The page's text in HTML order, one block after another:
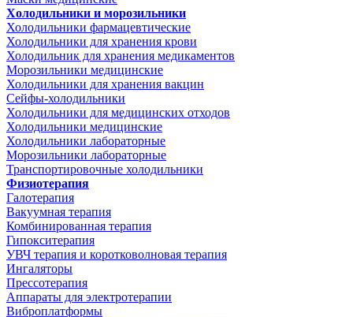
Холодильники и морозильники
Холодильники фармацевтические
Холодильники для хранения крови
Холодильник для хранения медикаментов
Морозильники медицинские
Холодильники для хранения вакцин
Сейфы-холодильники
Холодильники для медицинских отходов
Холодильники медицинские
Холодильники лабораторные
Морозильники лабораторные
Транспортировочные холодильники
Физиотерапия
Галотерапия
Вакуумная терапия
Комбинированная терапия
Гипокситерапия
УВЧ терапия и коротковолновая терапия
Ингаляторы
Прессотерапия
Аппараты для электротерапии
Виброплатформы